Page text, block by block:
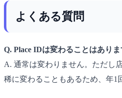
よくある質問
Q. Place IDは変わることはありま
A. 通常は変わりません。ただし
稀に変わることもあるため、年1